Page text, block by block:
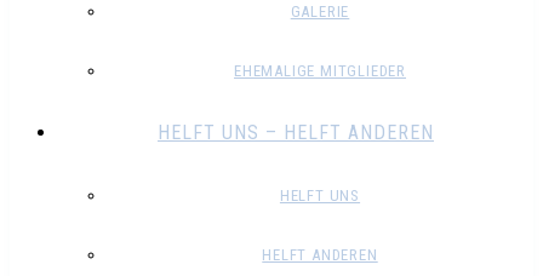
GALERIE
EHEMALIGE MITGLIEDER
HELFT UNS – HELFT ANDEREN
HELFT UNS
HELFT ANDEREN